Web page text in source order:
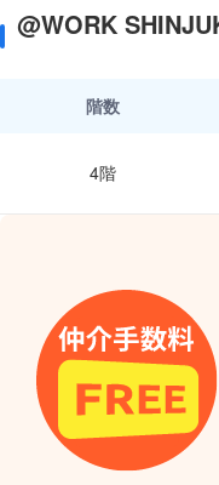
@WORK
階数
4階